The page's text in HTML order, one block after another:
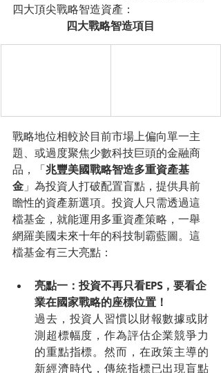
四大頂尖戰略智造資產：
四大戰略智造項目
戰略地位相較於目前市場上偏向單一主
題、或過度聚焦少數科技巨頭的金融商
品，「兆豐美國戰略智造多重資產基
金 」為投資人打破配置盲點，提供具前
瞻性的資產新選項。投資人只需透過這
檔基金，就能運用多重資產策略，一舉
網羅美國未來十年的科技制霸藍圖。這
檔基金有三大亮點：
亮點一：投資不再只看EPS，要看企
業在國家戰略的座標位置！
過去，投資人習慣以財報數據或財
測超標幅度，作為評估企業競爭力
的重點指標。然而，在政策主導的
新經濟時代，傳統指標已出現盲點